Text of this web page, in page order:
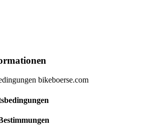
bikeboerse.com